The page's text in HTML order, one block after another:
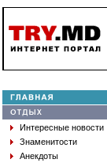
Интересные новости
Знаменитости
Анекдоты